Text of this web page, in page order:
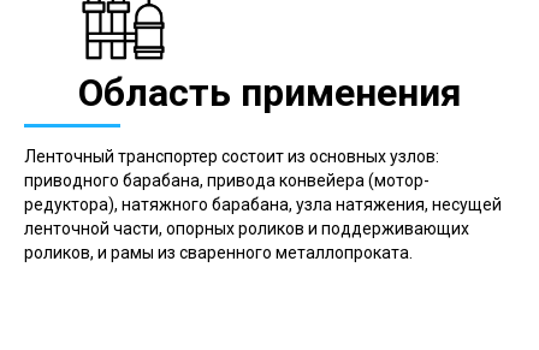
Область применения
Ленточный транспортер состоит из основных узлов:
приводного барабана, привода конвейера (мотор-
редуктора), натяжного барабана, узла натяжения, несущей
ленточной части, опорных роликов и поддерживающих
роликов, и рамы из сваренного металлопроката.